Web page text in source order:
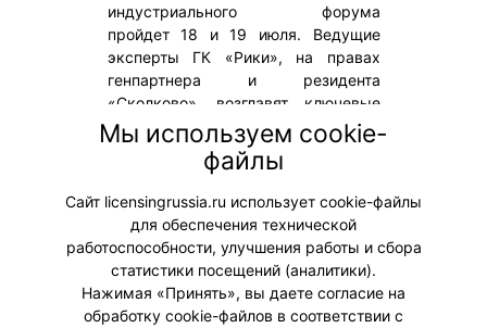
индустриального форума
пройдет 18 и 19 июля. Ведущие
эксперты ГК «Рики», на правах
генпартнера и резидента
«Сколково», возглавят ключевые
сессии деловой программы, где
представят уникальные бизнес-
кейсы и проведут серию
практических мастер-классов.
#ПродвижениеБренда
Мы используем cookie-
файлы
Сайт licensingrussia.ru использует cookie-файлы
для обеспечения технической
работоспособности, улучшения работы и сбора
статистики посещений (аналитики).
Нажимая «Принять», вы даете согласие на
обработку cookie-файлов в соответствии с